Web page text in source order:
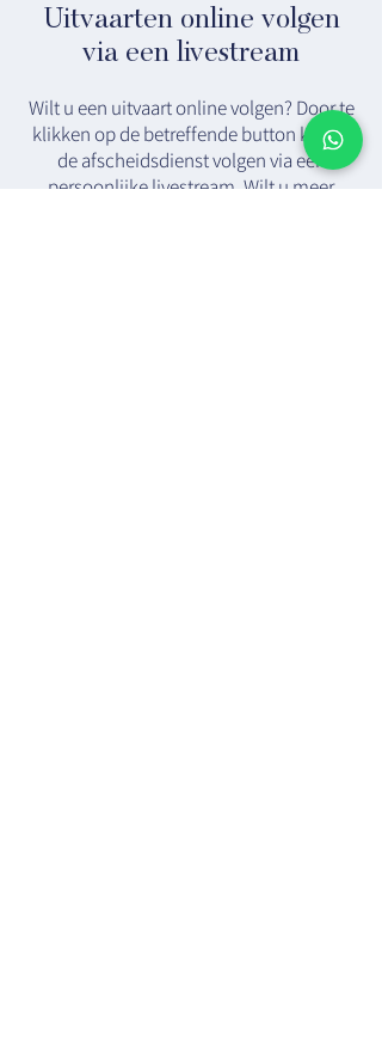
Uitvaarten online volgen
via een livestream
Wilt u een uitvaart online volgen? Door te
klikken op de betreffende button kunt u
de afscheidsdienst volgen via een
persoonlijke livestream. Wilt u meer